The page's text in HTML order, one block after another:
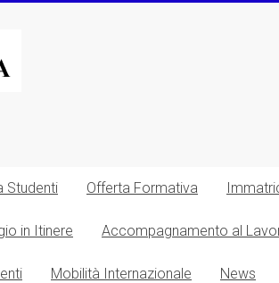
Studenti Offerta Formativa
in Itinere Accompagnamento al
Mobilità Internazionale News